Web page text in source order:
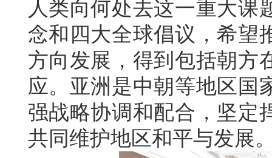
人类向何处去这一重大课
念和四大全球倡议，希望
方向发展，得到包括朝方
应。亚洲是中朝等地区国
强战略协调和配合，坚定
共同维护地区和平与发展